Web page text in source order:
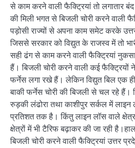
से काम करने वाली फैक्ट्रियां तो लगातार
की मिली भगत से बिजली चोरी करने वाली
पड़ोसी राज्यों से अपना काम समेट करके
जिससे सरकार को विद्युत के राजस्व में तो
सही ढंग से काम करने वाली फैक्ट्रियां
हैं। बिजली चोरी करने वाली कई
फर्नेस लगा रखे हैं। लेकिन विद्युत बिल एक
बाकी फर्नेस चोरी की बिजली से चल रहे हैं।
रुड़की लंढोरा तथा काशीपुर सर्कल में
प्रतिशत तक है। किंतु लाइन लॉस वाले
क्षेत्रों में भी टैरिफ बढ़ाकर की जा रही
बिजली चोरी करने वाली फैक्ट्रियां उत्तर